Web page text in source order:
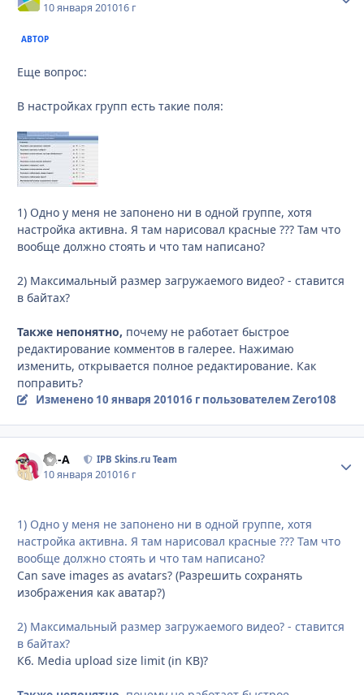
10 января 201016 г
АВТОР
Еще вопрос:
В настройках групп есть такие поля:
1) Одно у меня не запонено ни в одной группе, хотя
настройка активна. Я там нарисовал красные ??? Там что
вообще должно стоять и что там написано?
2) Максимальный размер загружаемого видео? - ставится
в байтах?
Также непонятно, почему не работает быстрое
редактирование комментов в галерее. Нажимаю
изменить, открывается полное редактирование. Как
поправить?
Изменено 10 января 201016 гпользователем Zero108
Ph-A IPB Skins.ru Team
10 января 201016 г
1) Одно у меня не запонено ни в одной группе, хотя
настройка активна. Я там нарисовал красные ??? Там что
вообще должно стоять и что там написано?
Can save images as avatars? (Разрешить сохранять
изображения как аватар?)
2) Максимальный размер загружаемого видео? - ставится
в байтах?
Кб. Media upload size limit (in KB)?